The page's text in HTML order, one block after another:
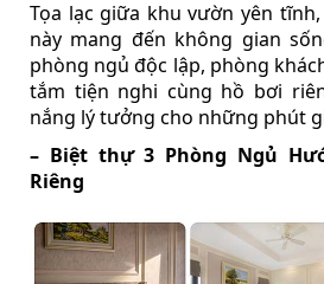
Tọa lạc giữa khu vườn yên
này mang đến không gian
phòng ngủ độc lập, phòng
tắm tiện nghi cùng hồ bơi
nắng lý tưởng cho những phút
– Biệt thự 3 Phòng Ngủ
Riêng